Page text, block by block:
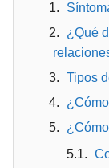
¿Qué
Tipos